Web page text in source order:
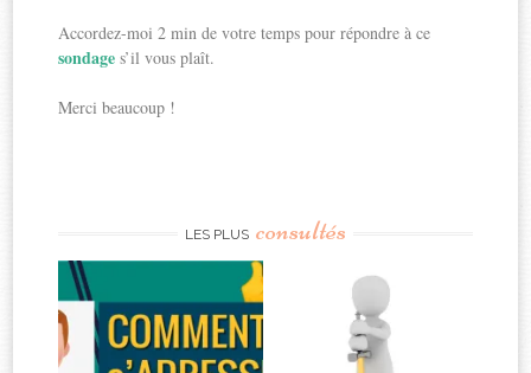
Accordez-moi 2 min de votre temps pour répondre à ce
sondages’il vous plaît.
Merci beaucoup !
LES PLUS consultés